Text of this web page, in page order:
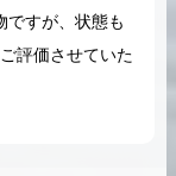
ですが、状態も
評価させていた